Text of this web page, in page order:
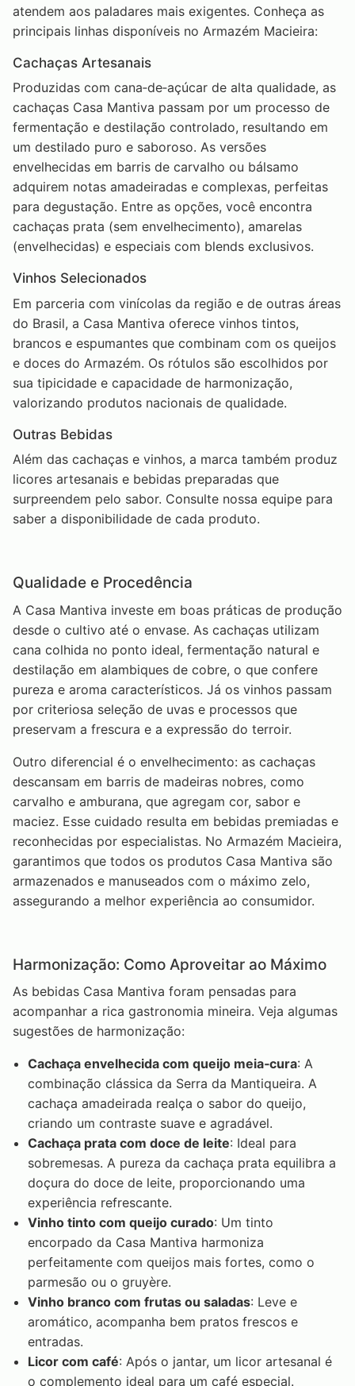
atendem aos paladares mais exigentes. Conheça as
principais linhas disponíveis no Armazém Macieira:
Cachaças Artesanais
Produzidas com cana‑de‑açúcar de alta qualidade, as
cachaças Casa Mantiva passam por um processo de
fermentação e destilação controlado, resultando em
um destilado puro e saboroso. As versões
envelhecidas em barris de carvalho ou bálsamo
adquirem notas amadeiradas e complexas, perfeitas
para degustação. Entre as opções, você encontra
cachaças prata (sem envelhecimento), amarelas
(envelhecidas) e especiais com blends exclusivos.
Vinhos Selecionados
Em parceria com vinícolas da região e de outras áreas
do Brasil, a Casa Mantiva oferece vinhos tintos,
brancos e espumantes que combinam com os queijos
e doces do Armazém. Os rótulos são escolhidos por
sua tipicidade e capacidade de harmonização,
valorizando produtos nacionais de qualidade.
Outras Bebidas
Além das cachaças e vinhos, a marca também produz
licores artesanais e bebidas preparadas que
surpreendem pelo sabor. Consulte nossa equipe para
saber a disponibilidade de cada produto.
Qualidade e Procedência
A Casa Mantiva investe em boas práticas de produção
desde o cultivo até o envase. As cachaças utilizam
cana colhida no ponto ideal, fermentação natural e
destilação em alambiques de cobre, o que confere
pureza e aroma característicos. Já os vinhos passam
por criteriosa seleção de uvas e processos que
preservam a frescura e a expressão do terroir.
Outro diferencial é o envelhecimento: as cachaças
descansam em barris de madeiras nobres, como
carvalho e amburana, que agregam cor, sabor e
maciez. Esse cuidado resulta em bebidas premiadas e
reconhecidas por especialistas. No Armazém Macieira,
garantimos que todos os produtos Casa Mantiva são
armazenados e manuseados com o máximo zelo,
assegurando a melhor experiência ao consumidor.
Harmonização: Como Aproveitar ao Máximo
As bebidas Casa Mantiva foram pensadas para
acompanhar a rica gastronomia mineira. Veja algumas
sugestões de harmonização:
Cachaça envelhecida com queijo meia‑cura: A
combinação clássica da Serra da Mantiqueira. A
cachaça amadeirada realça o sabor do queijo,
criando um contraste suave e agradável.
Cachaça prata com doce de leite: Ideal para
sobremesas. A pureza da cachaça prata equilibra a
doçura do doce de leite, proporcionando uma
experiência refrescante.
Vinho tinto com queijo curado: Um tinto
encorpado da Casa Mantiva harmoniza
perfeitamente com queijos mais fortes, como o
parmesão ou o gruyère.
Vinho branco com frutas ou saladas: Leve e
aromático, acompanha bem pratos frescos e
entradas.
Licor com café: Após o jantar, um licor artesanal é
o complemento ideal para um café especial.